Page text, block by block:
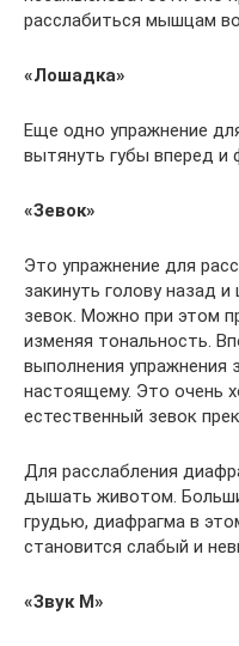
расслабиться мышцам
«Лошадка»
Еще одно упражнение
вытянуть губы вперед и
«Зевок»
Это упражнение для
закинуть голову назад
зевок. Можно при этом
изменяя тональность.
выполнения упражнения
настоящему. Это очень
естественный зевок
Для расслабления
дышать животом.
грудью, диафрагма в
становится слабый и
«Звук М»